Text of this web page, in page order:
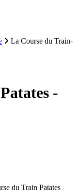
La Course du Train-
-
du Train Patates